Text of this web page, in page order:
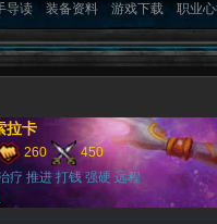
导读 装备资料 游戏下载 职业
拉卡
260
450
疗 推进 打钱 强硬 远程